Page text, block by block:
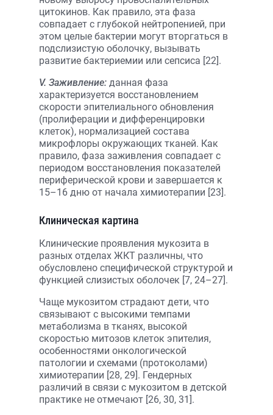
цитокинов. Как правило, эта фаза
совпадает с глубокой нейтропенией, при
этом целые бактерии могут вторгаться в
подслизистую оболочку, вызывать
развитие бактериемии или сепсиса [22].
V. Заживление: данная фаза
характеризуется восстановлением
скорости эпителиального обновления
(пролиферации и дифференцировки
клеток), нормализацией состава
микрофлоры окружающих тканей. Как
правило, фаза заживления совпадает с
периодом восстановления показателей
периферической крови и завершается к
15–16 дню от начала химиотерапии [23].
Клиническая картина
Клинические проявления мукозита в
разных отделах ЖКТ различны, что
обусловлено специфической структурой и
функцией слизистых оболочек [7, 24–27].
Чаще мукозитом страдают дети, что
связывают с высокими темпами
метаболизма в тканях, высокой
скоростью митозов клеток эпителия,
особенностями онкологической
патологии и схемами (протоколами)
химиотерапии [28, 29]. Гендерных
различий в связи с мукозитом в детской
практике не отмечают [26, 30, 31].